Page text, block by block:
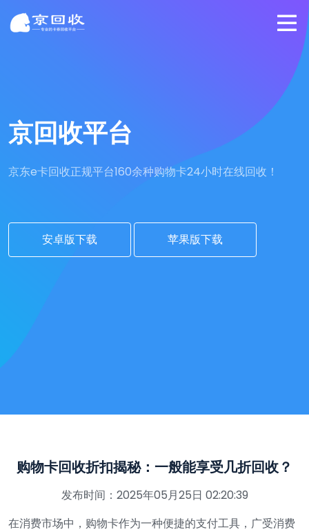
京回收平台
京东e卡回收正规平台160余种购物卡24小时在线回收！
安卓版下载 苹果版下载
购物卡回收折扣揭秘：一般能享受几折回收？
发布时间：2025年05月25日 02:20:39
在消费市场中，购物卡作为一种便捷的支付工具，广受消费